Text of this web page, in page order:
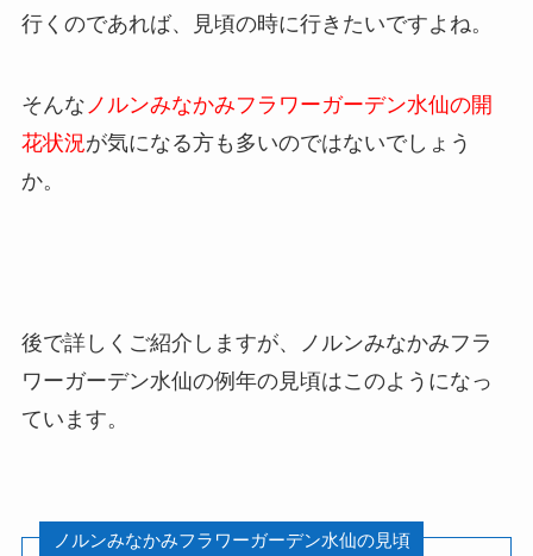
行くのであれば、見頃の時に行きたいですよね。
そんな ノルンみなかみフラワーガーデン水仙の開
花状況が気になる方も多いのではないでしょう
か。
後で詳しくご紹介しますが、
ノルンみなかみフラ
ワーガーデン水仙の例年の見頃はこのようになっ
ています。
ノルンみなかみフラワーガーデン水仙の見頃